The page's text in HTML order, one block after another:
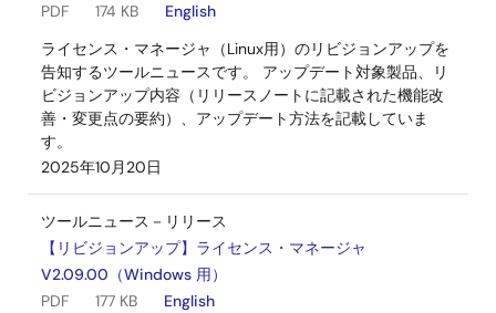
PDF
174 KB
English
ライセンス・マネージャ（Linux用）のリビジョンアップを
告知するツールニュースです。 アップデート対象製品、リ
ビジョンアップ内容（リリースノートに記載された機能改
善・変更点の要約）、アップデート方法を記載していま
す。
2025年10月20日
ツールニュース－リリース
【リビジョンアップ】ライセンス・マネージャ
V2.09.00（Windows 用）
PDF
177 KB
English